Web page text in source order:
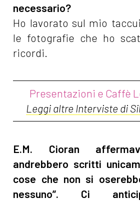
necessario?
Ho lavorato sul mio
le fotografie che ho
ricordi.
Presentazioni e Caffè
Leggi altre Interviste di
E.M. Cioran
andrebbero scritti
cose che non si
nessuno”. Ci